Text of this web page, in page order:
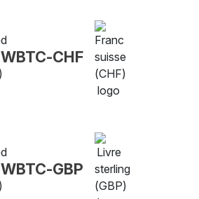
WBTC-CHF
WBTC-GBP